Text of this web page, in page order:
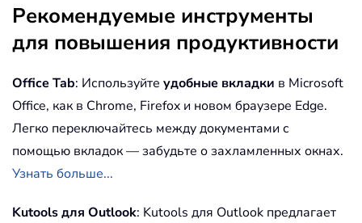
Рекомендуемые инструменты
для повышения продуктивности
Office Tab: Используйте удобные вкладки в Microsoft
Office, как в Chrome, Firefox и новом браузере Edge.
Легко переключайтесь между документами с
помощью вкладок — забудьте о захламленных окнах.
Узнать больше...
Kutools для Outlook: Kutools для Outlook предлагает